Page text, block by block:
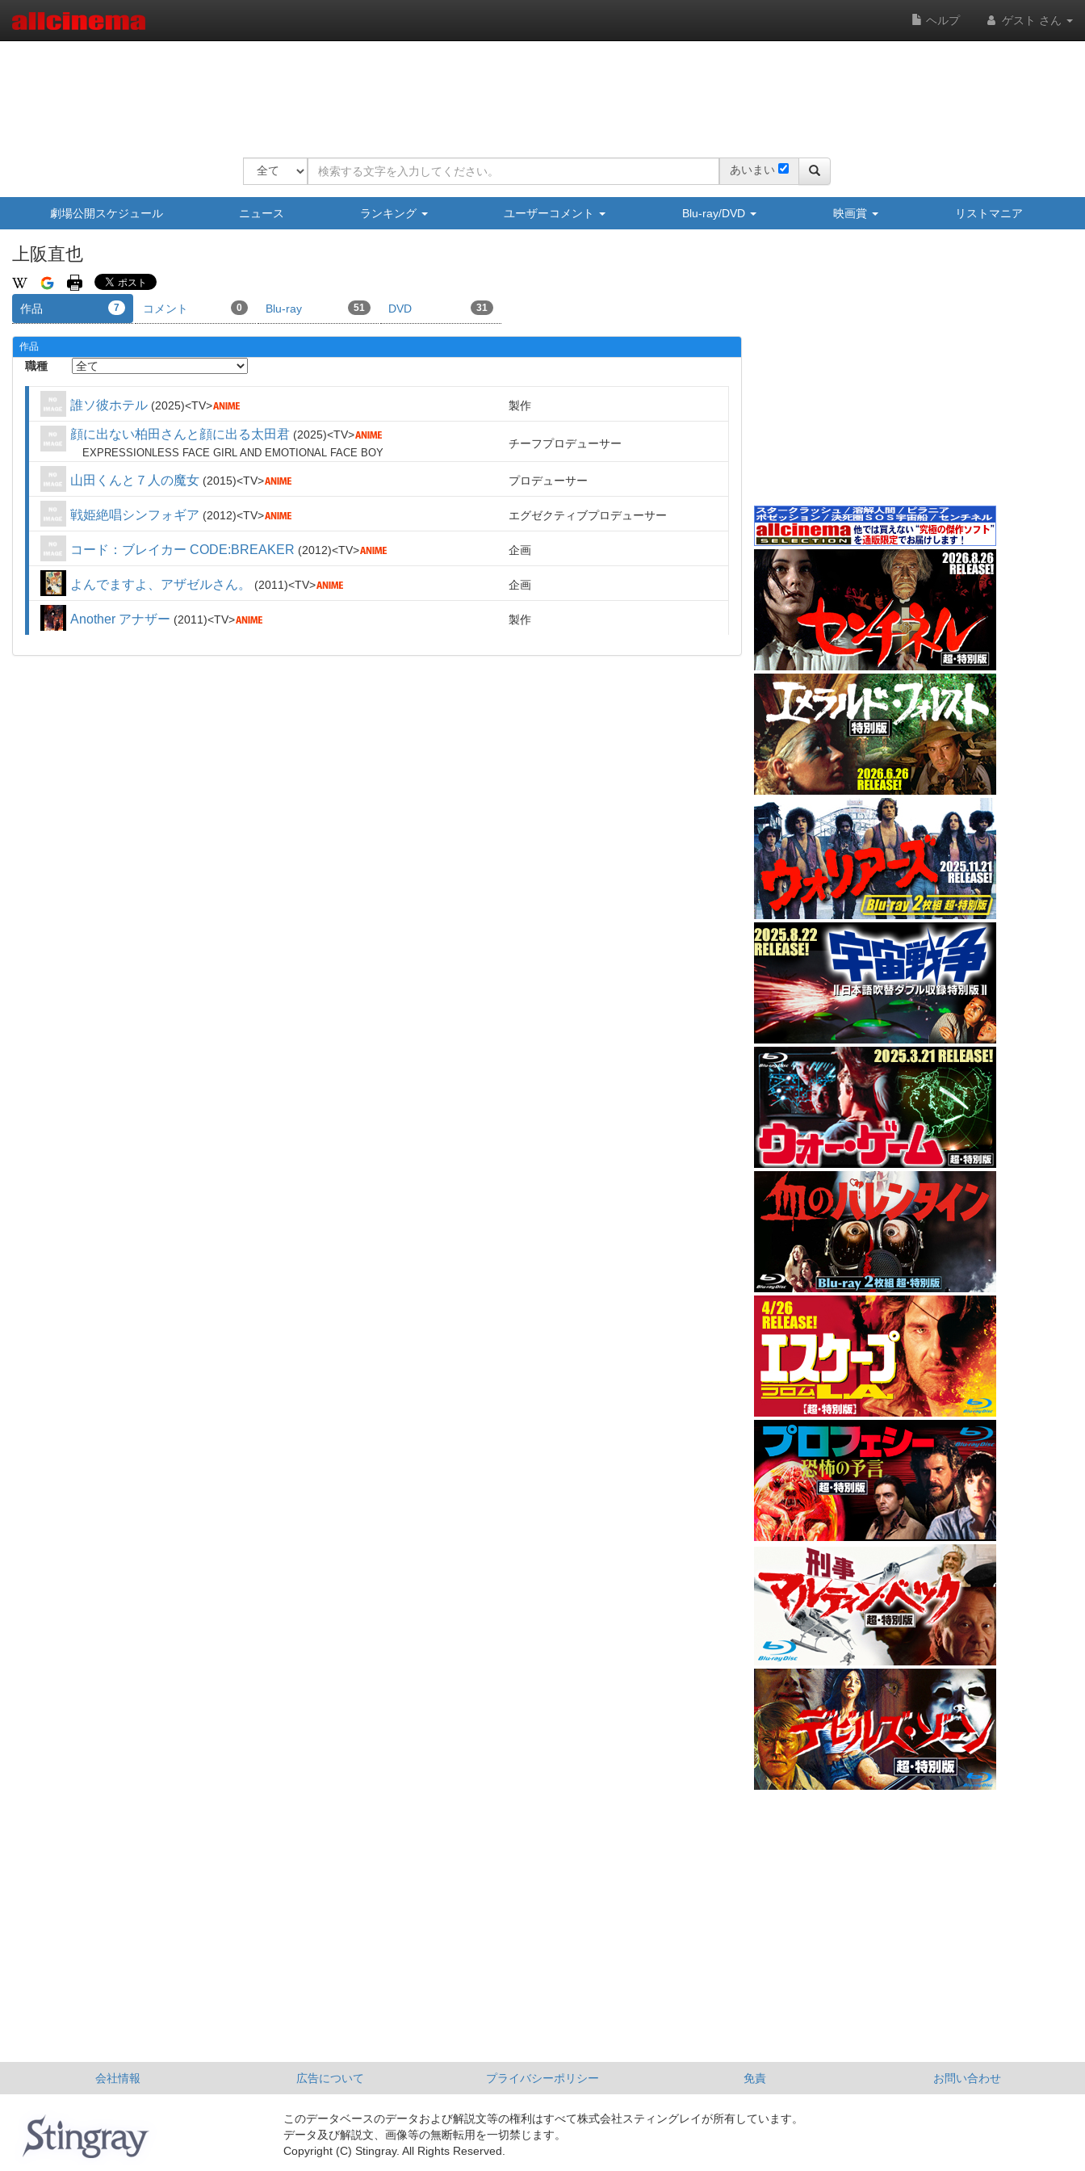
ヘルプ ゲスト さん
あいまい
劇場公開スケジュール ニュース ランキング ユーザーコメント Blu-ray/DVD 映画賞 リストマニア
上阪直也
作品 7 コメント 0 Blu-ray 51 DVD 31
作品
職種
誰ソ彼ホテル 2025 TV 製作
顔に出ない柏田さんと顔に出る太田君 2025 TV
EXPRESSIONLESS FACE GIRL AND EMOTIONAL FACE BOY
チーフプロデューサー
山田くんと７人の魔女 2015 TV プロデューサー
戦姫絶唱シンフォギア 2012 TV エグゼクティブプロデューサー
コード：ブレイカー CODE:BREAKER 2012 TV 企画
よんでますよ、アザゼルさん。 2011 TV 企画
Another アナザー 2011 TV 製作
会社情報 広告について プライバシーポリシー 免責 お問い合わせ
このデータベースのデータおよび解説文等の権利はすべて株式会社スティングレイが所有しています。
データ及び解説文、画像等の無断転用を一切禁じます。
Copyright (C) Stingray. All Rights Reserved.